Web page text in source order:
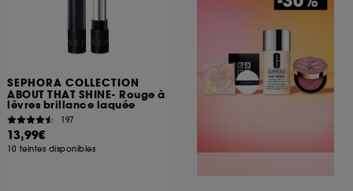
SEPHORA COLLECTION
ABOUT THAT SHINE- Rouge à
lèvres brillance laquée
197
13,99€
10 teintes disponibles